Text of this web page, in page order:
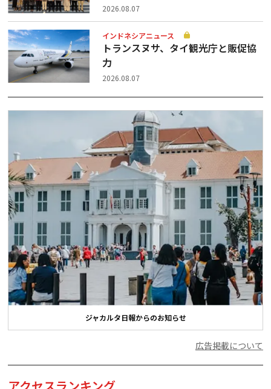
2026.08.07
インドネシアニュース
トランスヌサ、タイ観光庁と販促協
力
2026.08.07
ジャカルタ日報からのお知らせ
広告掲載について